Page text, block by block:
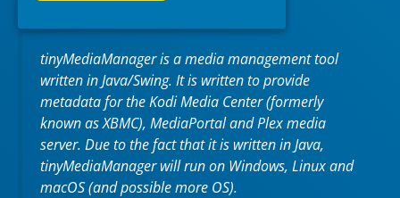
tinyMediaManager is a media management tool
written in Java/Swing. It is written to provide
metadata for the Kodi Media Center (formerly
known as XBMC), MediaPortal and Plex media
server. Due to the fact that it is written in Java,
tinyMediaManager will run on Windows, Linux and
macOS (and possible more OS).